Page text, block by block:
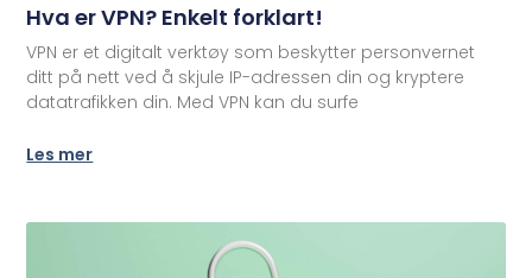
Hva er VPN? Enkelt forklart!
VPN er et digitalt verktøy som beskytter personvernet
ditt på nett ved å skjule IP-adressen din og kryptere
datatrafikken din. Med VPN kan du surfe
Les mer